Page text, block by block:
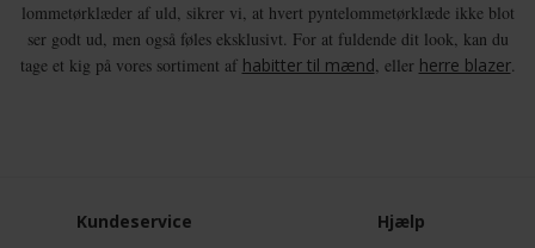
lommetørklæder af uld, sikrer vi, at hvert pyntelommetørklæde ikke blot
ser godt ud, men også føles eksklusivt. For at fuldende dit look, kan du
tage et kig på vores sortiment af habitter til mænd, eller herre blazer.
Kundeservice Hjælp